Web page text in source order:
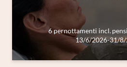
6 pernottamenti incl.
13/6/2026-31/8/
Registrazione alla newsletter
Titolo